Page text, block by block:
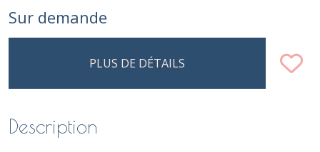
Sur demande
PLUS DE DÉTAILS
Description